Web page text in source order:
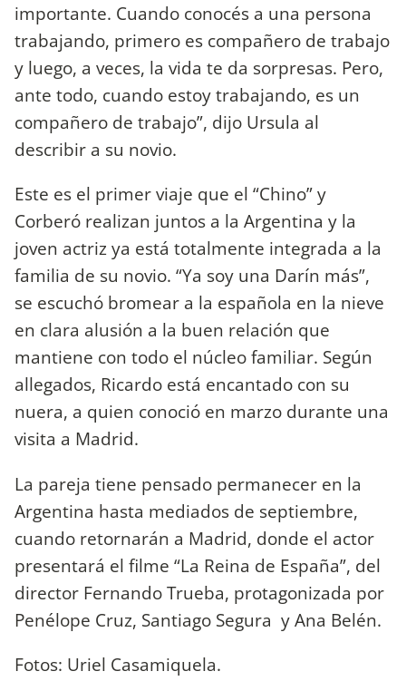
importante. Cuando conocés a una persona
trabajando, primero es compañero de trabajo
y luego, a veces, la vida te da sorpresas. Pero,
ante todo, cuando estoy trabajando, es un
compañero de trabajo”, dijo Ursula al
describir a su novio.
Este es el primer viaje que el “Chino” y
Corberó realizan juntos a la Argentina y la
joven actriz ya está totalmente integrada a la
familia de su novio. “Ya soy una Darín más”,
se escuchó bromear a la española en la nieve
en clara alusión a la buen relación que
mantiene con todo el núcleo familiar. Según
allegados, Ricardo está encantado con su
nuera, a quien conoció en marzo durante una
visita a Madrid.
La pareja tiene pensado permanecer en la
Argentina hasta mediados de septiembre,
cuando retornarán a Madrid, donde el actor
presentará el filme “La Reina de España”, del
director Fernando Trueba, protagonizada por
Penélope Cruz, Santiago Segura y Ana Belén.
Fotos: Uriel Casamiquela.